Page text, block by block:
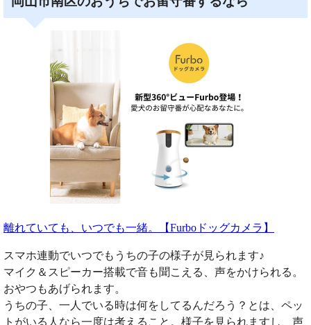
離れていても、いつでも一緒。【Furboドッグカメラ】
スマホ連動でいつでもうちの子の様子が見られます♪
マイク＆スピーカー搭載で音も聞こえる、声をかけられる。
おやつもあげられます。
うちの子、一人でいる時は何をしてるんだろう？とは、ペッ
トがいる人なら一度は考えること。様子を見られますし、声